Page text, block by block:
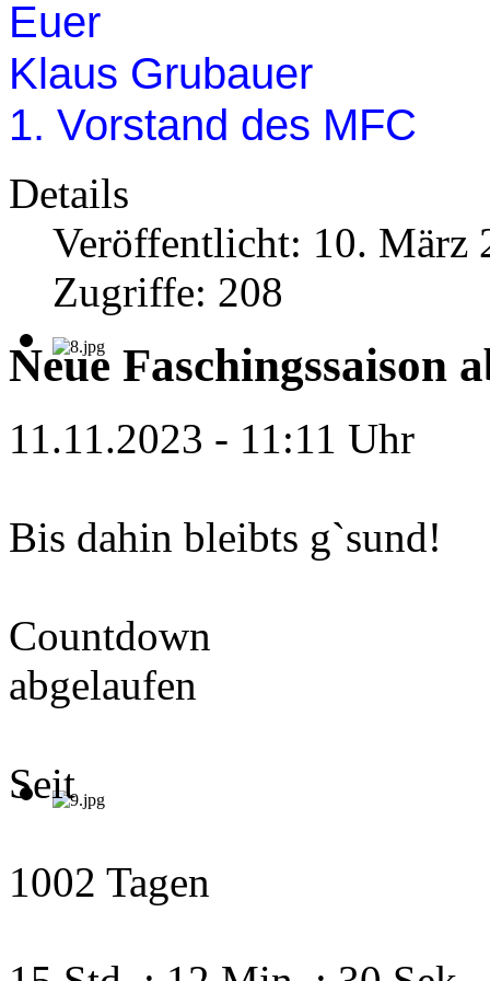
Euer
Klaus Grubauer
1. Vorstand des MFC
Details
Veröffentlicht: 10. März
Zugriffe: 208
Neue Faschingssaison
11.11.2023 - 11:11 Uhr
Bis dahin bleibts g`sund!
Countdown
abgelaufen
Seit
1002 Tagen